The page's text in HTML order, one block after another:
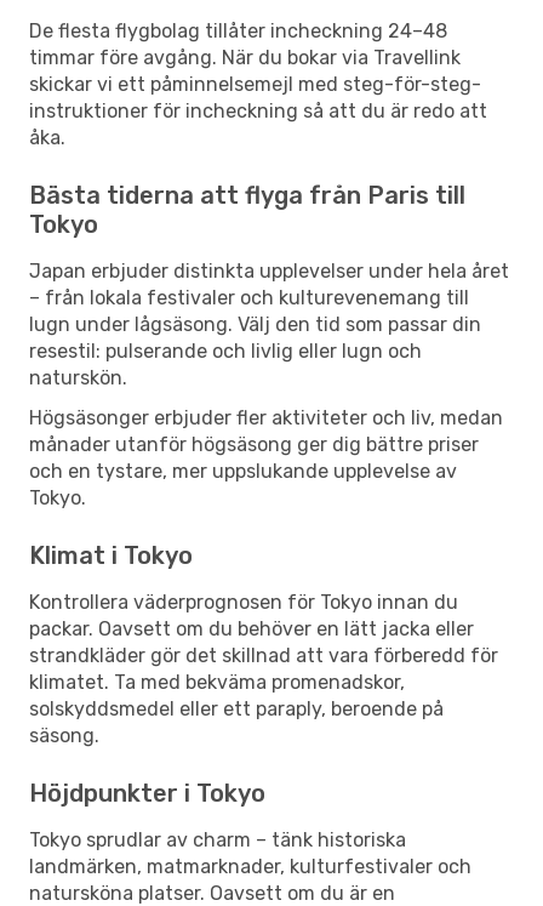
De flesta flygbolag tillåter incheckning 24–48
timmar före avgång. När du bokar via Travellink
skickar vi ett påminnelsemejl med steg-för-steg-
instruktioner för incheckning så att du är redo att
åka.
Bästa tiderna att flyga från Paris till
Tokyo
Japan erbjuder distinkta upplevelser under hela året
– från lokala festivaler och kulturevenemang till
lugn under lågsäsong. Välj den tid som passar din
resestil: pulserande och livlig eller lugn och
naturskön.
Högsäsonger erbjuder fler aktiviteter och liv, medan
månader utanför högsäsong ger dig bättre priser
och en tystare, mer uppslukande upplevelse av
Tokyo.
Klimat i Tokyo
Kontrollera väderprognosen för Tokyo innan du
packar. Oavsett om du behöver en lätt jacka eller
strandkläder gör det skillnad att vara förberedd för
klimatet. Ta med bekväma promenadskor,
solskyddsmedel eller ett paraply, beroende på
säsong.
Höjdpunkter i Tokyo
Tokyo sprudlar av charm – tänk historiska
landmärken, matmarknader, kulturfestivaler och
natursköna platser. Oavsett om du är en